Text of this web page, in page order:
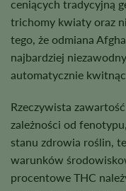
ceniących tradycyjną
trichomy kwiaty oraz
tego, że odmiana
najbardziej
automatycznie
Rzeczywista
zależności od
stanu zdrowia roślin,
warunków
procentowe THC